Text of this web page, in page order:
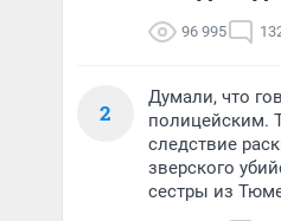
96 995
2
Думали, что
полицейским.
следствие
зверского
сестры из